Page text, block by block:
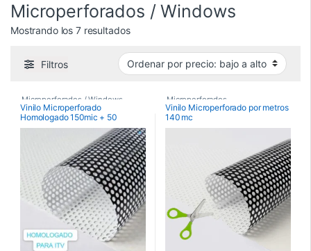
Microperforados / Windows
Mostrando los 7 resultadosOrdenado por precio: bajo a alto
Filtros
Microperforados / Windows
Microperforados homologados
para ITV
Vinilos De Impresión
Vinilo Microperforado
Homologado 150mic + 50
Etiquetas
Microperforados
Microperforados / Windows
Vinilo Microperforado por metros
140 mc